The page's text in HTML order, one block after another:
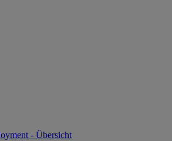
- Übersicht